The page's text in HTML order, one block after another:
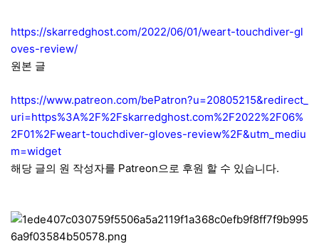
https://skarredghost.com/2022/06/01/weart-touchdiver-gl
oves-review/
원본 글
https://www.patreon.com/bePatron?u=20805215&redirect_
uri=https%3A%2F%2Fskarredghost.com%2F2022%2F06%
2F01%2Fweart-touchdiver-gloves-review%2F&utm_mediu
m=widget
해당 글의 원 작성자를 Patreon으로 후원 할 수 있습니다.